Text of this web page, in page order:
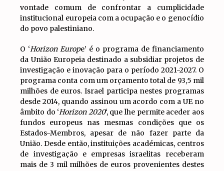
vontade comum de confrontar a cumplicidade
institucional europeia com a ocupação e o genocídio
do povo palestiniano.
O ‘Horizon Europe’ é o programa de financiamento
da União Europeia destinado a subsidiar projetos de
investigação e inovação para o período 2021-2027. O
programa conta com um orçamento total de 93,5 mil
milhões de euros. Israel participa nestes programas
desde 2014, quando assinou um acordo com a UE no
âmbito do ‘Horizon 2020‘, que lhe permite aceder aos
fundos europeus nas mesmas condições que os
Estados-Membros, apesar de não fazer parte da
União. Desde então, instituições académicas, centros
de investigação e empresas israelitas receberam
mais de 3 mil milhões de euros provenientes destes